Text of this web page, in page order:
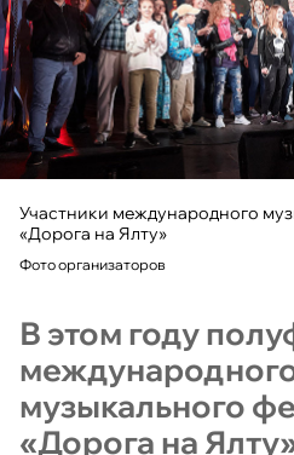
Участники международного
«Дорога на Ялту»
Фото организаторов
В этом году
музыкального
«Дорога на